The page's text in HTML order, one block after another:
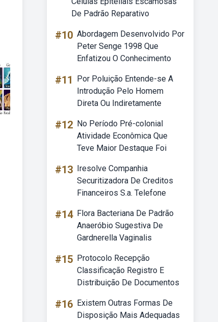
De Padrão Reparativo
#10 Abordagem Desenvolvido Por
Peter Senge 1998 Que
Enfatizou O Conhecimento
#11
Por Poluição Entende-se A
Introdução Pelo Homem
Direta Ou Indiretamente
#12 No Período Pré-colonial
Atividade Econômica Que
Teve Maior Destaque Foi
#13 Iresolve Companhia
Securitizadora De Creditos
Financeiros S.a. Telefone
#14 Flora Bacteriana De Padrão
Anaeróbio Sugestiva De
Gardnerella Vaginalis
#15 Protocolo Recepção
Classificação Registro E
Distribuição De Documentos
#16 Existem Outras Formas De
Disposição Mais Adequadas